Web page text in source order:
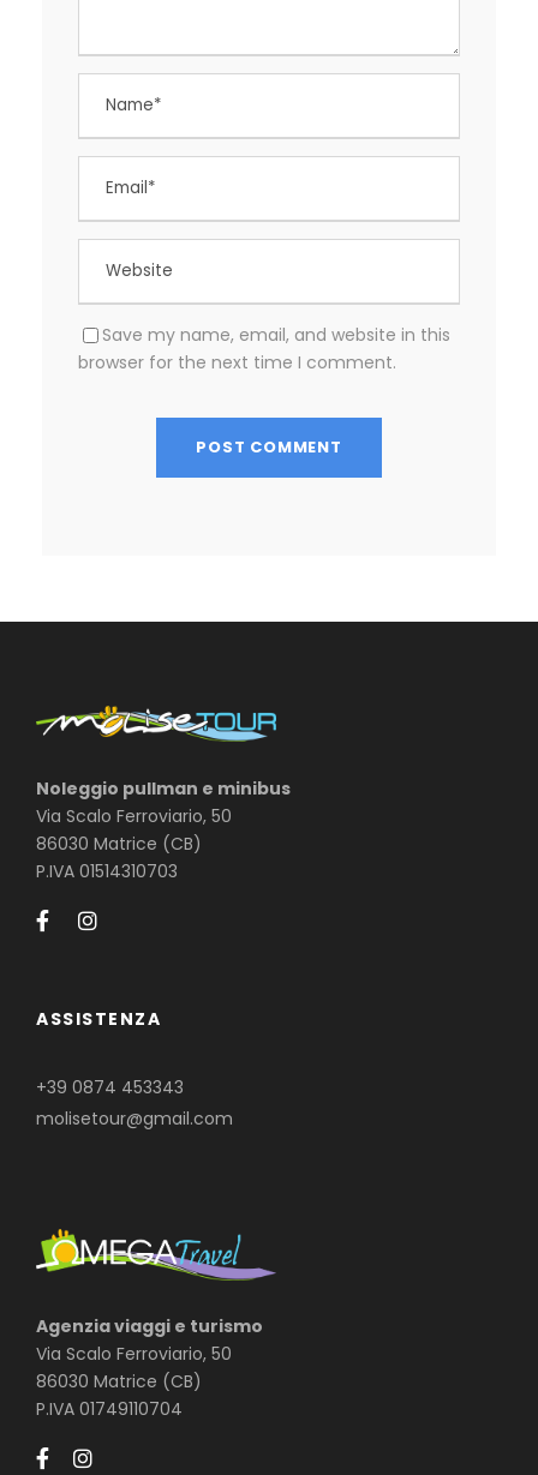
Save my name, email, and website in this
browser for the next time I comment.
Noleggio pullman e minibus
Via Scalo Ferroviario, 50
86030 Matrice (CB)
P.IVA 01514310703
ASSISTENZA
+39 0874 453343
molisetour@gmail.com
Agenzia viaggi e turismo
Via Scalo Ferroviario, 50
86030 Matrice (CB)
P.IVA 01749110704